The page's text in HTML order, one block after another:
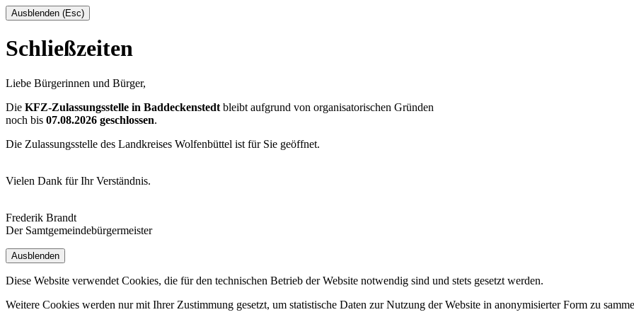
Ausblenden (Esc)
Schließzeiten
Liebe Bürgerinnen und Bürger,
Die KFZ-Zulassungsstelle in Baddeckenstedt bleibt aufgrund von organisatorischen Gründen
noch bis 07.08.2026 geschlossen.
Die Zulassungsstelle des Landkreises Wolfenbüttel ist für Sie geöffnet.
Vielen Dank für Ihr Verständnis.
Frederik Brandt
Der Samtgemeindebürgermeister
Ausblenden
Diese Website verwendet Cookies, die für den technischen Betrieb der Website notwendig sind und stets gesetzt werden.
Weitere Cookies werden nur mit Ihrer Zustimmung gesetzt, um statistische Daten zur Nutzung der Website in anonymisierter Form zu